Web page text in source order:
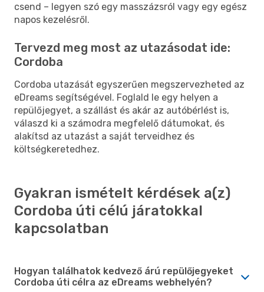
csend – legyen szó egy masszázsról vagy egy egész
napos kezelésről.
Tervezd meg most az utazásodat ide:
Cordoba
Cordoba utazását egyszerűen megszervezheted az
eDreams segítségével. Foglald le egy helyen a
repülőjegyet, a szállást és akár az autóbérlést is,
válaszd ki a számodra megfelelő dátumokat, és
alakítsd az utazást a saját terveidhez és
költségkeretedhez.
Gyakran ismételt kérdések a(z)
Cordoba úti célú járatokkal
kapcsolatban
Hogyan találhatok kedvező árú repülőjegyeket
Cordoba úti célra az eDreams webhelyén?